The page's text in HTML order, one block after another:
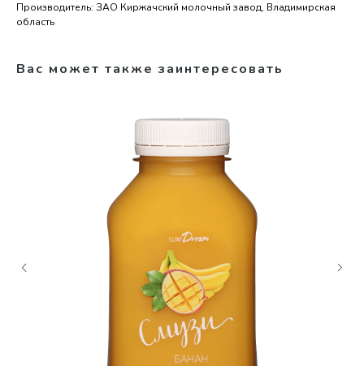
Производитель: ЗАО Киржачский молочный завод, Владимирская
область
Вас может также заинтересовать